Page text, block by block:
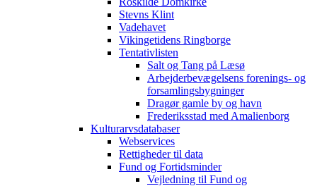
Stevns Klint
Vadehavet
Vikingetidens Ringborge
Tentativlisten
Salt og Tang på Læsø
Arbejderbevægelsens forenings- og
forsamlingsbygninger
Dragør gamle by og havn
Frederiksstad med Amalienborg
Kulturarvsdatabaser
Webservices
Rettigheder til data
Fund og Fortidsminder
Vejledning til Fund og